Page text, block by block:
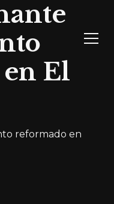
El
reformado en